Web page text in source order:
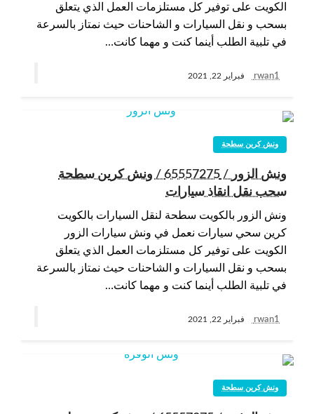
الكويت على توفير كل مستلزمات العمل الذي يتعلق
بسحب و نقل السيارات و الشاحنات حيث نمتاز بالسرعة
في تلبية الطلب أينما كنت و مهما كانت…
rwan1 فبراير 22, 2021
ونش كرين سطحة
ونش الزور / 65557275 / ونش كرين سطحة
سحب نقل انقاذ سيارات
ونش الزور بالكويت سطحة لنقل السيارات بالكويت
كرين سحي سيارات نعمل في ونش سيارات الزور
الكويت على توفير كل مستلزمات العمل الذي يتعلق
بسحب و نقل السيارات و الشاحنات حيث نمتاز بالسرعة
في تلبية الطلب أينما كنت و مهما كانت…
rwan1 فبراير 22, 2021
ونش كرين سطحة